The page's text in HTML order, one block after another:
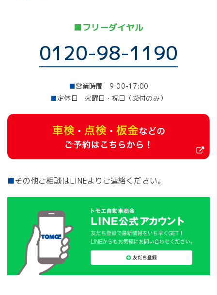
■フリーダイヤル
0120-98-1190
■営業時間 9:00-17:00
■定休日 火曜日・祝日（受付のみ）
■その他ご相談はLINEよりご連絡ください。